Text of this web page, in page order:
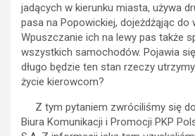
jadących w kierunku miasta, używa
pasa na Popowickiej, dojeżdżąjąc do
Wpuszczanie ich na lewy pas także
wszystkich samochodów. Pojawia
długo będzie ten stan rzeczy
życie kierowcom?
Z tym pytaniem zwróciliśmy się
Biura Komunikacji i Promocji PKP